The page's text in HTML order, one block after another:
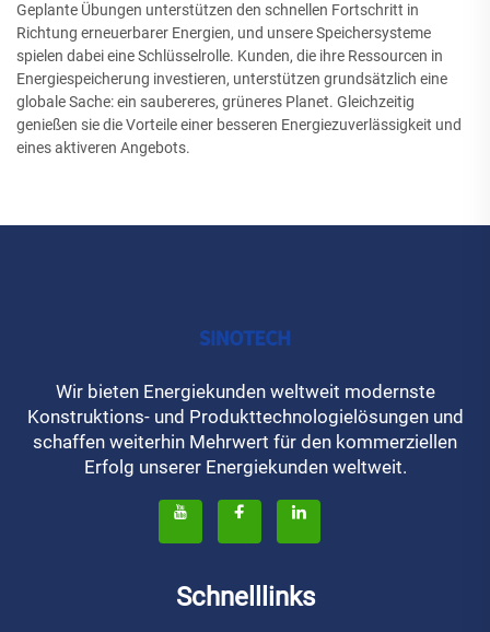
Geplante Übungen unterstützen den schnellen Fortschritt in
Richtung erneuerbarer Energien, und unsere Speichersysteme
spielen dabei eine Schlüsselrolle. Kunden, die ihre Ressourcen in
Energiespeicherung investieren, unterstützen grundsätzlich eine
globale Sache: ein saubereres, grüneres Planet. Gleichzeitig
genießen sie die Vorteile einer besseren Energiezuverlässigkeit und
eines aktiveren Angebots.
Wir bieten Energiekunden weltweit modernste
Konstruktions- und Produkttechnologielösungen und
schaffen weiterhin Mehrwert für den kommerziellen
Erfolg unserer Energiekunden weltweit.
Schnelllinks